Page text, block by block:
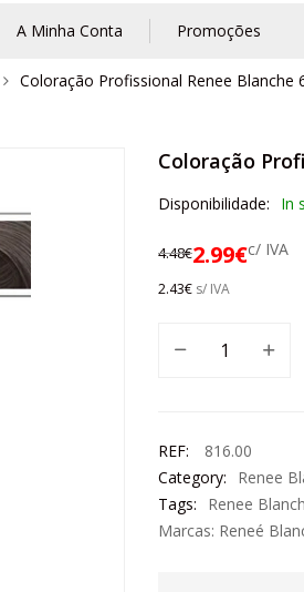
A Minha Conta Promoções
Coloração Profissional Renee Blanche
Coloração
Disponibilidade: In
4.48€2.99€c/ IVA
2.43€ s/ IVA
REF:
816.00
Category:
Renee
Tags:
Renee
Marcas: Reneé